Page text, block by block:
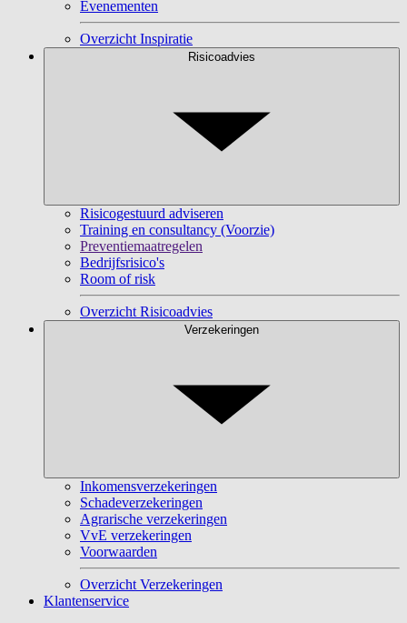
Evenementen
Overzicht Inspiratie
Risicoadvies
Risicogestuurd adviseren
Training en consultancy (Voorzie)
Preventiemaatregelen
Bedrijfsrisico's
Room of risk
Overzicht Risicoadvies
Verzekeringen
Inkomensverzekeringen
Schadeverzekeringen
Agrarische verzekeringen
VvE verzekeringen
Voorwaarden
Overzicht Verzekeringen
Klantenservice